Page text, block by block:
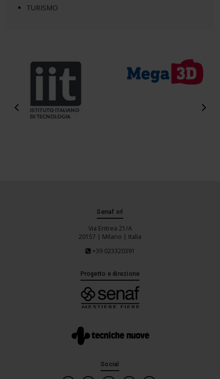
TURISMO
Senaf srl
Via Eritrea 21/A
20157 | Milano | Italia
+39 023320391
Progetto e direzione
Social